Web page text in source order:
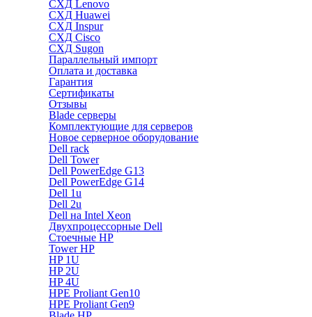
СХД Lenovo
СХД Huawei
СХД Inspur
СХД Cisco
СХД Sugon
Параллельный импорт
Оплата и доставка
Гарантия
Сертификаты
Отзывы
Blade серверы
Комплектующие для серверов
Новое серверное оборудование
Dell rack
Dell Tower
Dell PowerEdge G13
Dell PowerEdge G14
Dell 1u
Dell 2u
Dell на Intel Xeon
Двухпроцессорные Dell
Стоечные HP
Tower HP
HP 1U
HP 2U
HP 4U
HPE Proliant Gen10
HPE Proliant Gen9